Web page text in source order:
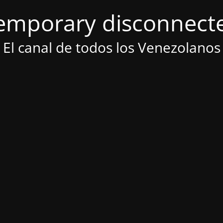
El canal de todos los Venezolanos